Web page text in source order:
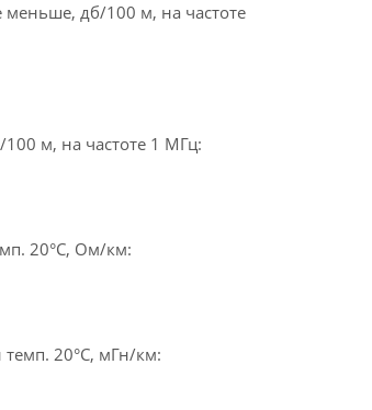
дб/100 м, на частоте
м, на частоте 1 МГц:
20°С, Ом/км:
20°С, мГн/км: